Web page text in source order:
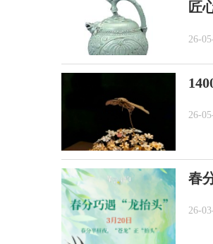
匠
26-
26-
春
26-